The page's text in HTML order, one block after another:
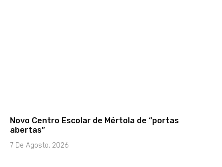
Novo Centro Escolar de Mértola de “portas
abertas”
7 De Agosto, 2026